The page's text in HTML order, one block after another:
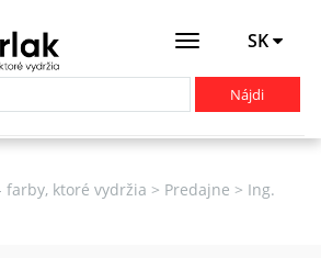
SK
Otevřít
menu
farby, ktoré vydržia > Predajne > Ing.